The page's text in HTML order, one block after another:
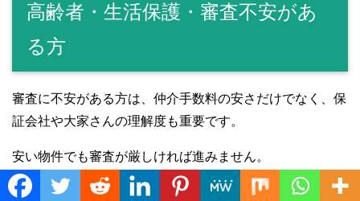
高齢者・生活保護・審査不安があ
る方
審査に不安がある方は、仲介手数料の安さだけでなく、保
証会社や大家さんの理解度も重要です。
安い物件でも審査が厳しければ進みません。
Translate »